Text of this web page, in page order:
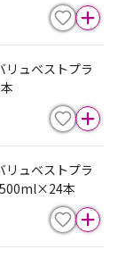
リュベストプラ
リュベストプラ
500ml×24本